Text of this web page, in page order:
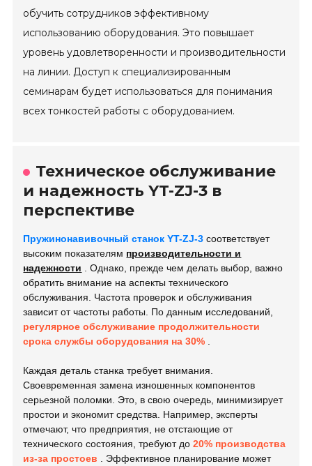
обучить сотрудников эффективному
использованию оборудования. Это повышает
уровень удовлетворенности и производительности
на линии. Доступ к специализированным
семинарам будет использоваться для понимания
всех тонкостей работы с оборудованием.
Техническое обслуживание
и надежность YT-ZJ-3 в
перспективе
Пружинонавивочный станок YT-ZJ-3 соответствует
высоким показателям производительности и
надежности . Однако, прежде чем делать выбор, важно
обратить внимание на аспекты технического
обслуживания. Частота проверок и обслуживания
зависит от частоты работы. По данным исследований,
регулярное обслуживание продолжительности
срока службы оборудования на 30%
Каждая деталь станка требует внимания.
Своевременная замена изношенных компонентов
серьезной поломки. Это, в свою очередь, минимизирует
простои и экономит средства. Например, эксперты
отмечают, что предприятия, не отстающие от
технического состояния, требуют до20% производства
из-за простоев . Эффективное планирование может